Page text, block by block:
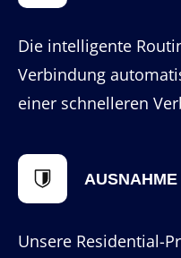
Die intelligente
Verbindung
einer schnelleren
Unsere Residential-